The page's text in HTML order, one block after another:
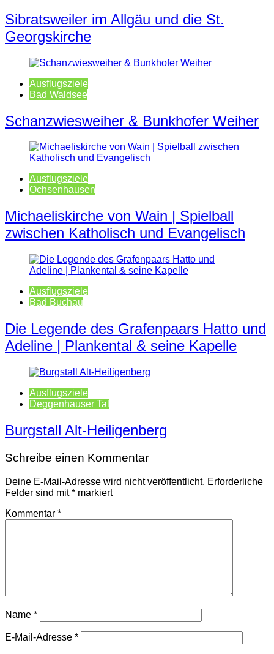
Sibratsweiler im Allgäu und die St.
Georgskirche
Ausflugsziele
Bad Waldsee
Schanzwiesweiher & Bunkhofer Weiher
Ausflugsziele
Ochsenhausen
Michaeliskirche von Wain | Spielball
zwischen Katholisch und Evangelisch
Ausflugsziele
Bad Buchau
Die Legende des Grafenpaars Hatto und
Adeline | Plankental & seine Kapelle
Ausflugsziele
Deggenhauser Tal
Burgstall Alt-Heiligenberg
Schreibe einen Kommentar
Deine E-Mail-Adresse wird nicht veröffentlicht. Erforderliche
Felder sind mit* markiert
Kommentar *
Name *
E-Mail-Adresse *